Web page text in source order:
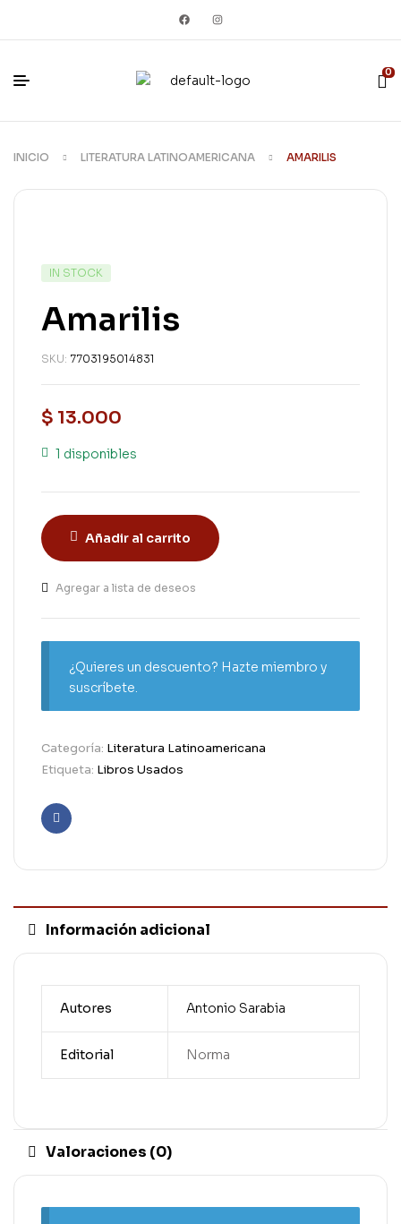
0
INICIO LITERATURA LATINOAMERICANA AMARILIS
IN STOCK
Amarilis
SKU: 7703195014831
$ 13.000
1 disponibles
Añadir al carrito
Agregar a lista de deseos
¿Quieres un descuento? Hazte miembro y
suscríbete.
Categoría: Literatura Latinoamericana
Etiqueta: Libros Usados
Facebook
Información adicional
Autores Antonio Sarabia
Editorial Norma
Valoraciones (0)